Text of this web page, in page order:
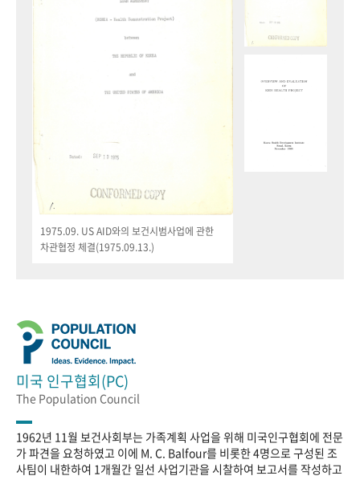
1975.09. US AID와의 보건시범사업에 관한
차관협정 체결(1975.09.13.)
미국 인구협회(PC)
The Population Council
1962년 11월 보건사회부는 가족계획 사업을 위해 미국인구협회에 전문
가 파견을 요청하였고 이에 M. C. Balfour를 비롯한 4명으로 구성된 조
사팀이 내한하여 1개월간 일선 사업기관을 시찰하여 보고서를 작성하고